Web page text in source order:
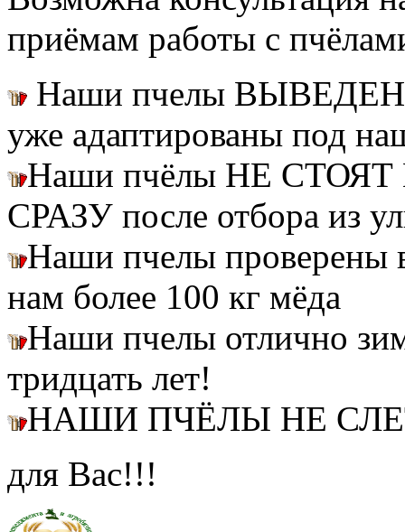
приёмам работы с
Наши пчелы
уже адаптированы под
Наши пчёлы НЕ СТОЯТ
СРАЗУ после отбора из
Наши пчелы
нам более 100 кг мёда
Наши пчелы отлично
тридцать лет!
НАШИ ПЧЁЛЫ НЕ
для Вас!!!